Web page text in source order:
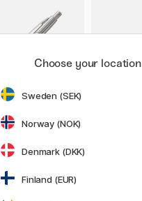
PEN
Choose your location
Sweden (SEK)
Norway (NOK)
Denmark (DKK)
Finland (EUR)